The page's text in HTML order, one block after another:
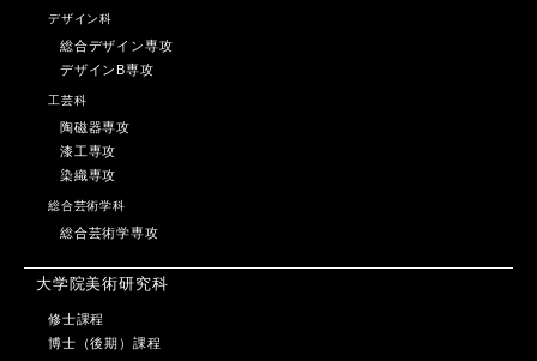
デザイン科
総合デザイン専攻
デザインB専攻
工芸科
陶磁器専攻
漆工専攻
染織専攻
総合芸術学科
総合芸術学専攻
大学院美術研究科
修士課程
博士（後期）課程